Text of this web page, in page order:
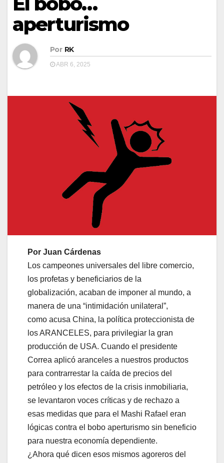
aperturismo
Por RK
ABR 6, 2025
Por Juan Cárdenas
Los campeones universales del libre comercio,
los profetas y beneficiarios de la
globalización, acaban de imponer al mundo, a
manera de una “intimidación unilateral”,
como acusa China, la política proteccionista de
los ARANCELES, para privilegiar la gran
producción de USA. Cuando el presidente
Correa aplicó aranceles a nuestros productos
para contrarrestar la caída de precios del
petróleo y los efectos de la crisis inmobiliaria,
se levantaron voces críticas y de rechazo a
esas medidas que para el Mashi Rafael eran
lógicas contra el bobo aperturismo sin beneficio
para nuestra economía dependiente.
¿Ahora qué dicen esos mismos agoreros del